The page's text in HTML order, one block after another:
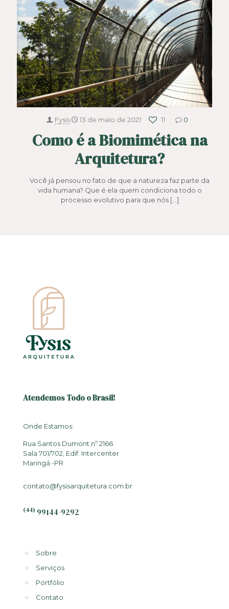
Fysis 13 de maio de 2021 11 0
Como é a Biomimética na
Arquitetura?
Você já pensou no fato de que a natureza faz parte da
vida humana? Que é ela quem condiciona todo o
processo evolutivo para que nós[…]
Atendemos Todo o Brasil!
Onde Estamos:
Rua Santos Dumont nº 2166
Sala 701/702, Edif. Intercenter
Maringá -PR
contato@fysisarquitetura.com.br
(44) 99144-9292
→
Sobre
→
Serviços
→
Portfólio
→
Contato